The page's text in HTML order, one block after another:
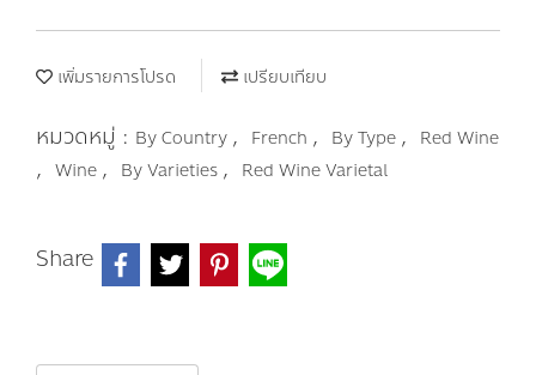
เพิ่มรายการโปรด เปรียบเทียบ
หมวดหมู่ : By Country , French , By Type , Red Wine
, Wine , By Varieties , Red Wine Varietal
Share